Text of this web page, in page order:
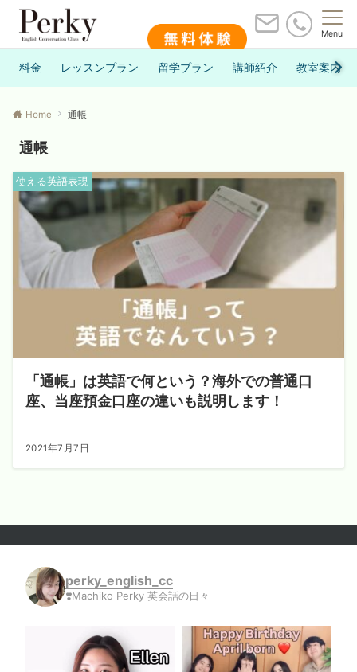
Menu
料金 レッスンプラン 留学プラン 講師紹介 教室案内
Home 通帳
通帳
使える英語表現
「通帳」は英語で何という？海外での普通口
座、当座預金口座の違いも説明します！
2021年7月7日
perky_english_cc
❣️Machiko Perky 英会話の日々